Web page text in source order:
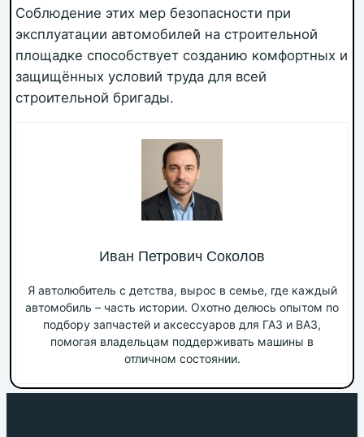
Соблюдение этих мер безопасности при
эксплуатации автомобилей на строительной
площадке способствует созданию комфортных и
защищённых условий труда для всей
строительной бригады.
Иван Петрович Соколов
Я автолюбитель с детства, вырос в семье, где каждый
автомобиль – часть истории. Охотно делюсь опытом по
подбору запчастей и аксессуаров для ГАЗ и ВАЗ,
помогая владельцам поддерживать машины в
отличном состоянии.